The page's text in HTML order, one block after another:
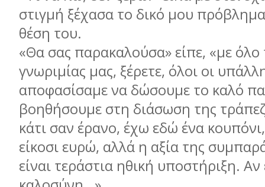
στιγμή ξέχασα το δικό μου
θέση του.
«Θα σας παρακαλούσα» είπε, «με όλο
γνωριμίας μας, ξέρετε, όλοι οι
αποφασίσαμε να δώσουμε το καλό
βοηθήσουμε στη διάσωση της
κάτι σαν έρανο, έχω εδώ ένα κουπόνι,
είκοσι ευρώ, αλλά η αξία της
είναι τεράστια ηθική υποστήριξη. Αν